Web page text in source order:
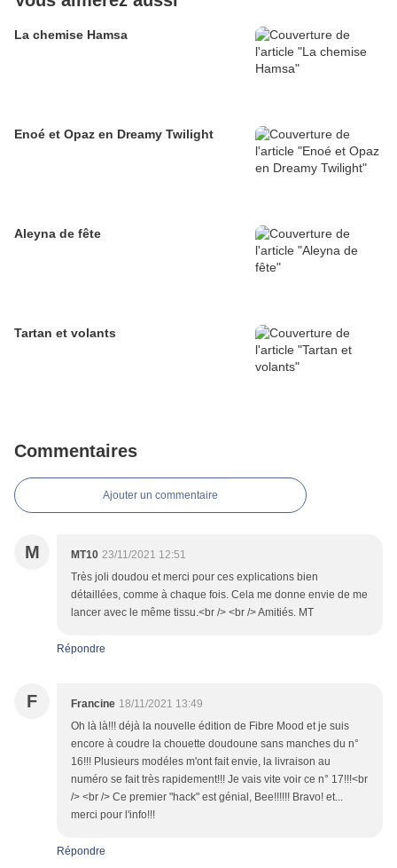
La chemise Hamsa
Enoé et Opaz en Dreamy Twilight
Aleyna de fête
Tartan et volants
Commentaires
Ajouter un commentaire
M MT10 23/11/2021 12:51
Très joli doudou et merci pour ces explications bien
détaillées, comme à chaque fois. Cela me donne envie de me
lancer avec le même tissu.<br /> <br /> Amitiés. MT
Répondre
F Francine 18/11/2021 13:49
Oh là là!!! déjà la nouvelle édition de Fibre Mood et je suis
encore à coudre la chouette doudoune sans manches du n°
16!!! Plusieurs modéles m'ont fait envie, la livraison au
numéro se fait très rapidement!!! Je vais vite voir ce n° 17!!!<br
/> <br /> Ce premier "hack" est génial, Bee!!!!!! Bravo! et...
merci pour l'info!!!
Répondre